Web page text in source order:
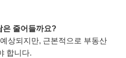
은 줄어들까요?
상되지만, 근본적으로 부동산
합니다.